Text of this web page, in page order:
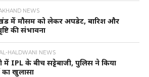
NEWS
में मौसम को लेकर अपडेट, बारिश और
की संभावना
HALDWANI NEWS
में IPL के बीच सट्टेबाजी, पुलिस ने किया
का खुलासा